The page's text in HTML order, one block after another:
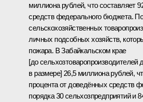
миллиона рублей, что составляет
средств федерального бюджета.
сельскохозяйственных
личных подсобных хозяйств,
пожара. В Забайкальском крае
[до сельхозтоваропроизводителей
в размере] 26,5 миллиона рублей,
процента от доведённых средств
порядка 30 сельхозпредприятий и